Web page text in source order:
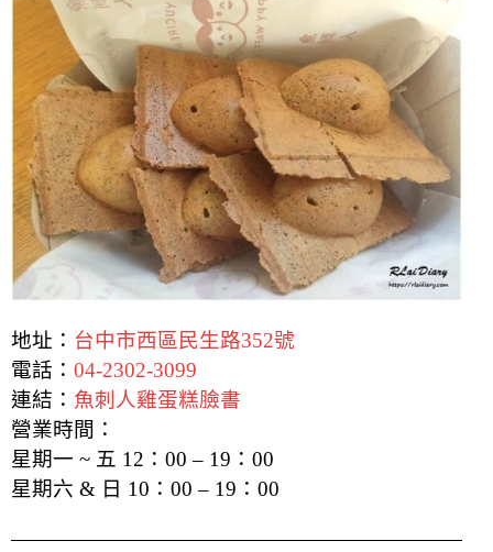
地址： 台中市西區民生路352號
電話： 04-2302-3099
連結： 魚刺人雞蛋糕臉書
營業時間：
星期一 ~ 五 12：00 – 19：00
星期六 & 日 10：00 – 19：00